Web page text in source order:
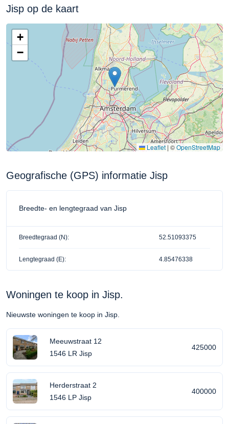
Jisp op de kaart
+
−
Leaflet | ©OpenStreetMap
Geografische (GPS) informatie Jisp
Breedte- en lengtegraad van Jisp
Breedtegraad (N): 52.51093375
Lengtegraad (E): 4.85476338
Woningen te koop in Jisp.
Nieuwste woningen te koop in Jisp.
Meeuwstraat 12
1546 LR Jisp
425000
Herderstraat 2
1546 LP Jisp
400000